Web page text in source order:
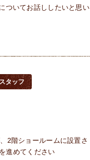
ついてお話ししたいと思い
タッフ
2階ショールームに設置さ
進めてください